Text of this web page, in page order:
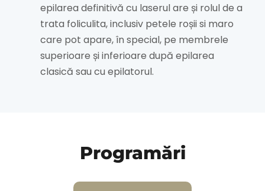
epilarea definitivă cu laserul are și rolul de a
trata foliculita, inclusiv petele roșii si maro
care pot apare, în special, pe membrele
superioare și inferioare după epilarea
clasică sau cu epilatorul.
Programări